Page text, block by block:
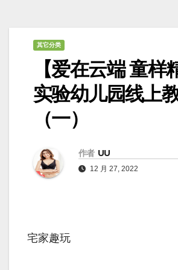
其它分类
【爱在云端 童样
实验幼儿园线上
（一）
作者 UU
12 月 27, 2022
宅家趣玩